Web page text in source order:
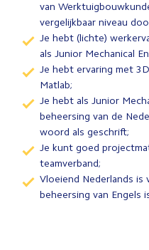
van
vergelijkbaar niveau
Je hebt (lichte)
als Junior Mechanical
Je hebt ervaring met
Matlab;
Je hebt als Junior
beheersing van de
woord als geschrift;
Je kunt goed
teamverband;
Vloeiend Nederlands
beheersing van Engels